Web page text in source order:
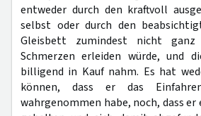
entweder durch den kraftvoll
selbst oder durch den
Gleisbett zumindest nicht ganz
Schmerzen erleiden würde, und
billigend in Kauf nahm. Es hat
können, dass er das
wahrgenommen habe, noch, dass